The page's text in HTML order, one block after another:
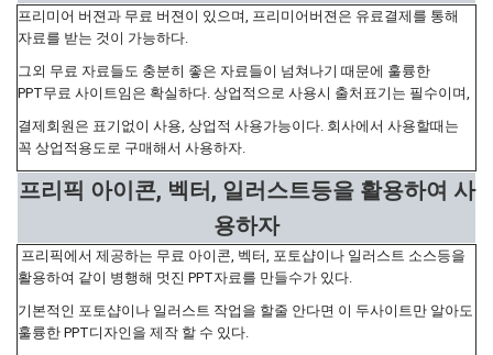
프리미어 버젼과 무료 버젼이 있으며, 프리미어버젼은 유료결제를 통해
자료를 받는 것이 가능하다.
그외 무료 자료들도 충분히 좋은 자료들이 넘쳐나기 때문에 훌륭한
PPT무료 사이트임은 확실하다. 상업적으로 사용시 출처표기는 필수이며,
결제회원은 표기없이 사용, 상업적 사용가능이다. 회사에서 사용할때는
꼭 상업적용도로 구매해서 사용하자.
프리픽 아이콘, 벡터, 일러스트등을 활용하여 사
용하자
프리픽에서 제공하는 무료 아이콘, 벡터, 포토샵이나 일러스트 소스등을
활용하여 같이 병행해 멋진 PPT자료를 만들수가 있다.
기본적인 포토샵이나 일러스트 작업을 할줄 안다면 이 두사이트만 알아도
훌륭한 PPT디자인을 제작 할 수 있다.